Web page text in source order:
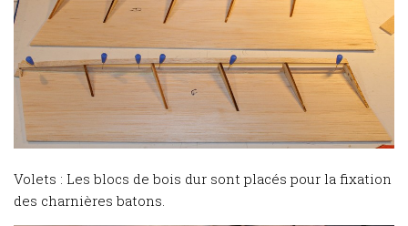
Volets : Les blocs de bois dur sont placés pour la fixation
des charnières batons.